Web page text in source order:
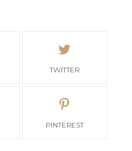
TWITTER
PINTEREST